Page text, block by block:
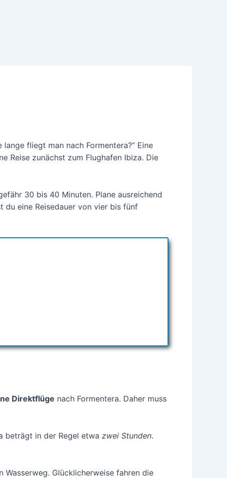
fliegt man nach Formentera?“ Eine
Reise zunächst zum Flughafen Ibiza. Die
30 bis 40 Minuten. Plane ausreichend
du eine Reisedauer von vier bis fünf
Direktflüge nach Formentera. Daher muss
beträgt in der Regel etwa zwei Stunden.
Glücklicherweise fahren die